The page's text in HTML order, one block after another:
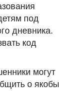
под
дневника.
код
могут
о якобы